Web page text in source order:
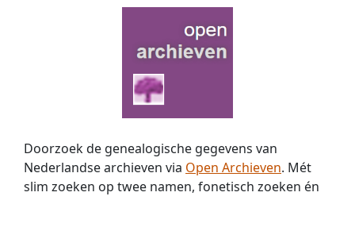
Doorzoek de genealogische gegevens van
Nederlandse archieven via Open Archieven. Mét
slim zoeken op twee namen, fonetisch zoeken én